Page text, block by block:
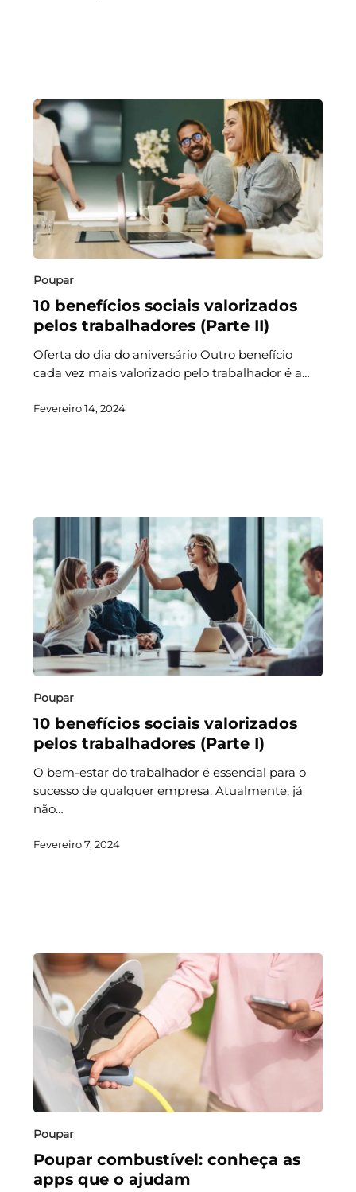
Poupar
10 benefícios sociais valorizados
pelos trabalhadores (Parte II)
Oferta do dia do aniversário Outro benefício
cada vez mais valorizado pelo trabalhador é a…
Fevereiro 14, 2024
Poupar
10 benefícios sociais valorizados
pelos trabalhadores (Parte I)
O bem-estar do trabalhador é essencial para o
sucesso de qualquer empresa. Atualmente, já
não…
Fevereiro 7, 2024
Poupar
Poupar combustível: conheça as
apps que o ajudam